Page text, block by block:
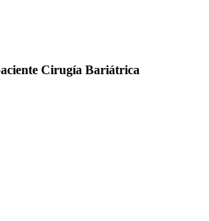
Cirugía Bariátrica